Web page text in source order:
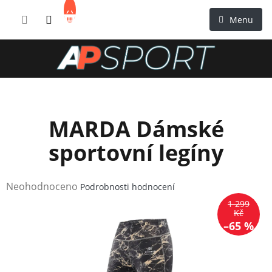
MARDA Dámské
sportovní legíny
Průměrné
Neohodnoceno Podrobnosti hodnocení
1 299
Kč
–65 %